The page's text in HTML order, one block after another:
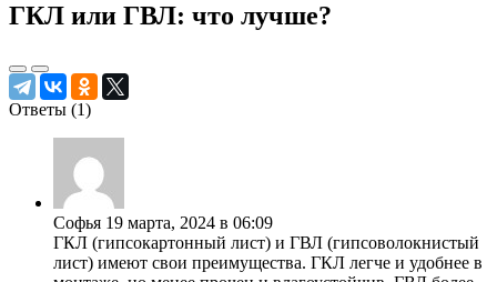
ГКЛ или ГВЛ: что лучше?
Ответы (1)
Софья 19 марта, 2024 в 06:09
ГКЛ (гипсокартонный лист) и ГВЛ (гипсоволокнистый
лист) имеют свои преимущества. ГКЛ легче и удобнее в